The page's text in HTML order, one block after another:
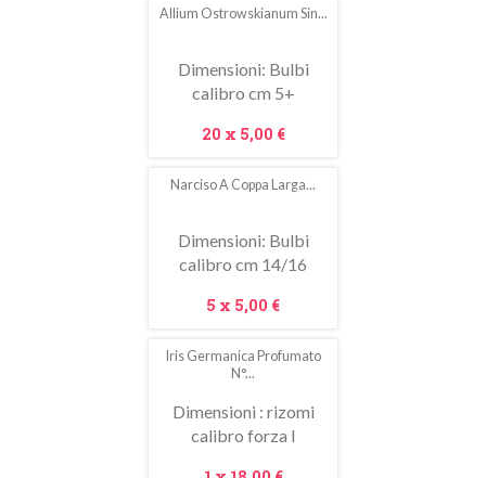
Allium Ostrowskianum Sin...
Dimensioni: Bulbi
calibro cm 5+
Prezzo
20 x 5,00 €
Narciso A Coppa Larga...
Dimensioni: Bulbi
calibro cm 14/16
Prezzo
5 x 5,00 €
Iris Germanica Profumato
N°...
Dimensioni : rizomi
calibro forza I